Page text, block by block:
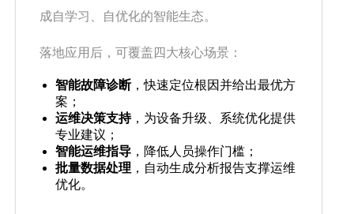
成自学习、自优化的智能生态。
落地应用后，可覆盖四大核心场景：
智能故障诊断，快速定位根因并给出最优方
案；
运维决策支持，为设备升级、系统优化提供
专业建议；
智能运维指导 ，降低人员操作门槛；
批量数据处理 ，自动生成分析报告支撑运维
优化。